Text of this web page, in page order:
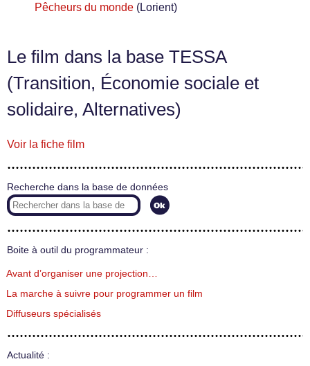
Pêcheurs du monde (Lorient)
Le film dans la base TESSA
(Transition, Économie sociale et
solidaire, Alternatives)
Voir la fiche film
Recherche dans la base de données
Boite à outil du programmateur :
Avant d’organiser une projection…
La marche à suivre pour programmer un film
Diffuseurs spécialisés
Actualité :